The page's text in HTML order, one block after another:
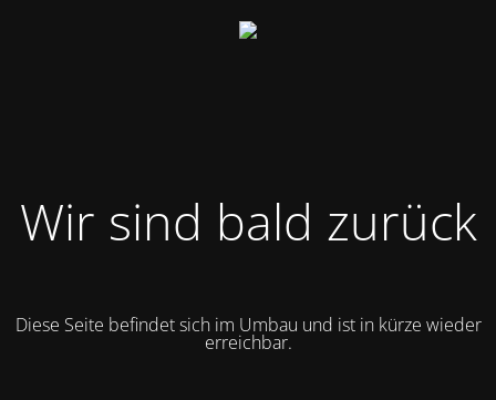
Wir sind bald zurück
Diese Seite befindet sich im Umbau und ist in kürze wieder
erreichbar.